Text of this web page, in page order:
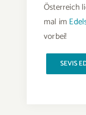
Österreich
mal im
vorbei!
SEVIS